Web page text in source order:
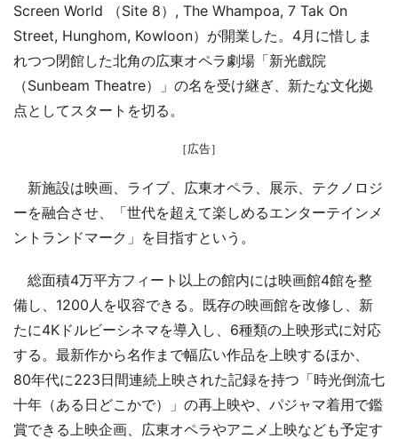
Screen World （Site 8）, The Whampoa, 7 Tak On
Street, Hunghom, Kowloon）が開業した。4月に惜しま
れつつ閉館した北角の広東オペラ劇場「新光戲院
（Sunbeam Theatre）」の名を受け継ぎ、新たな文化拠
点としてスタートを切る。
［広告］
新施設は映画、ライブ、広東オペラ、展示、テクノロジ
ーを融合させ、「世代を超えて楽しめるエンターテインメ
ントランドマーク」を目指すという。
総面積4万平方フィート以上の館内には映画館4館を整
備し、1200人を収容できる。既存の映画館を改修し、新
たに4Kドルビーシネマを導入し、6種類の上映形式に対応
する。最新作から名作まで幅広い作品を上映するほか、
80年代に223日間連続上映された記録を持つ「時光倒流七
十年（ある日どこかで）」の再上映や、パジャマ着用で鑑
賞できる上映企画、広東オペラやアニメ上映なども予定す